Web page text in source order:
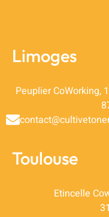
Limoges
Peuplier CoWorking,
Toulouse
Etincelle